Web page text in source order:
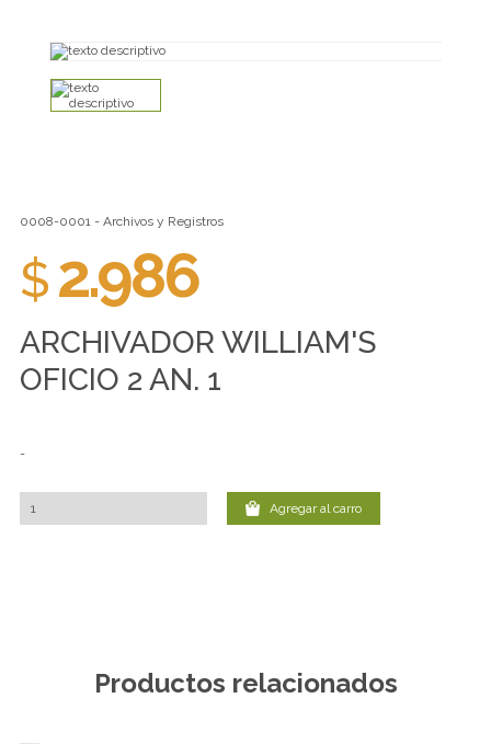
0008-0001 - Archivos y Registros
$2.986
ARCHIVADOR WILLIAM'S
OFICIO 2 AN. 1
-
Agregar al carro
Productos relacionados